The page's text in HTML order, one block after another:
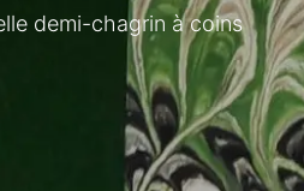
demi-chagrin à coins